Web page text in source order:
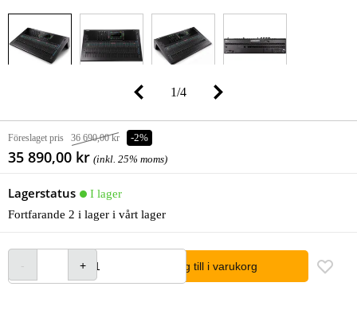
1/4
Föreslaget pris 36 690,00 kr -2%
35 890,00 kr (inkl. 25% moms)
Lagerstatus
I lager
Fortfarande 2 i lager i vårt lager
lägg till i varukorg